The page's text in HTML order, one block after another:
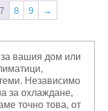
7 8 9 →
вашия дом или
Независимо
за охлаждане,
точно това, от